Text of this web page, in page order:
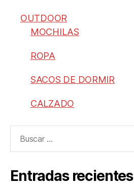
OUTDOOR
MOCHILAS
ROPA
SACOS DE DORMIR
CALZADO
Entradas recientes